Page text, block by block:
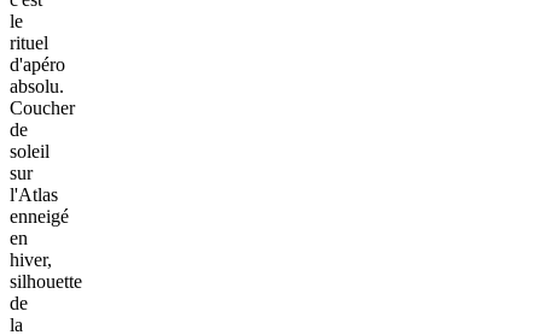
le
rituel
d'apéro
absolu.
Coucher
de
soleil
sur
l'Atlas
enneigé
en
hiver,
silhouette
de
la